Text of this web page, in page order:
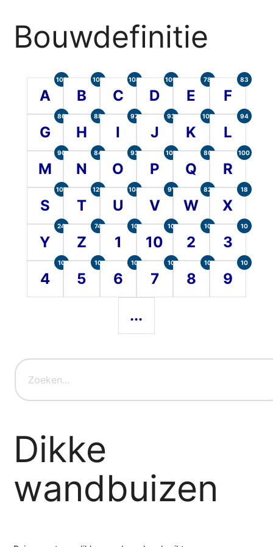
Bouwdefinitie
A
105
B
107
C
104
D
100
E
78
F
83
G
86
H
88
I
97
J
93
K
101
L
94
M
90
N
84
O
93
P
101
Q
80
R
100
S
107
T
120
U
104
V
91
W
82
X
18
Y
24
Z
74
1
10
10
10
2
10
3
10
4
10
5
10
6
10
7
10
8
10
9
10
...
Dikke
wandbuizen